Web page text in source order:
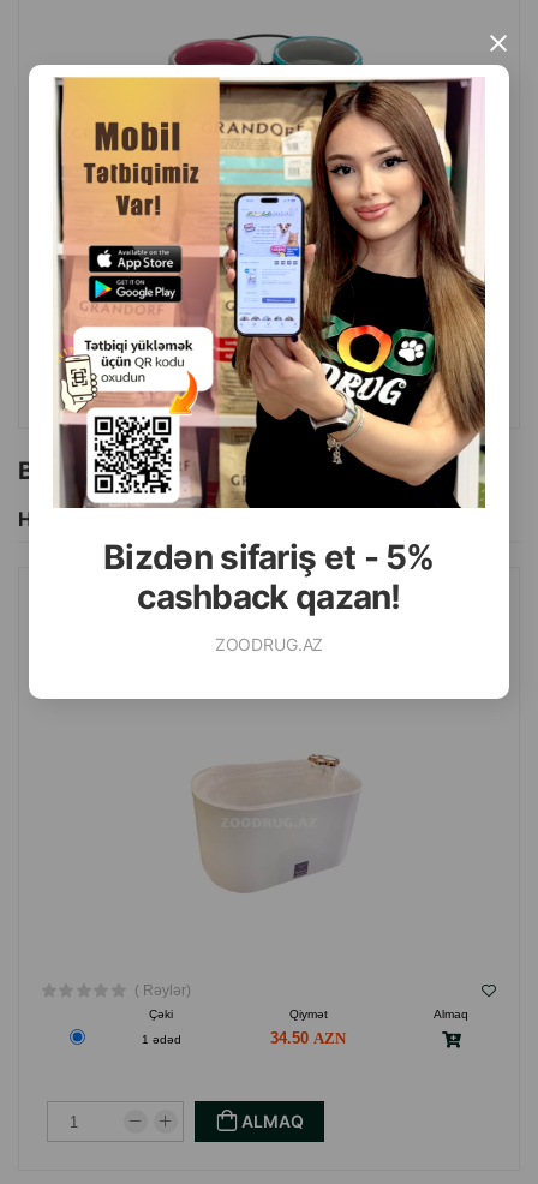
Bizdən sifariş et - 5%
cashback qazan!
ZOODRUG.AZ
×
( Rəylər)
Çəki Qiymət
Almaq
1 ədəd
30.00
ALMAQ
Bu brendin başqa məhsulları
Hamısını Gör
PET WATER FOUNTAIN AVTOMATIK SUVARMA FƏVVARƏSI
HEYVANLAR ÜÇÜN. RƏNG: AĞ-BOZ. HƏCM: 2.5 LITR.
( Rəylər)
Çəki Qiymət
Almaq
1 ədəd
34.50
ALMAQ